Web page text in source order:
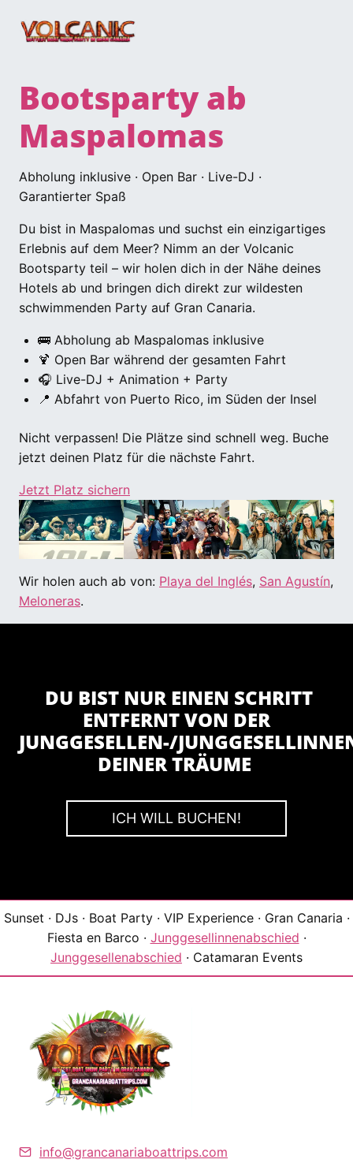
Bootsparty ab
Maspalomas
Abholung inklusive · Open Bar · Live-DJ ·
Garantierter Spaß
Du bist in Maspalomas und suchst ein einzigartiges
Erlebnis auf dem Meer? Nimm an der Volcanic
Bootsparty teil – wir holen dich in der Nähe deines
Hotels ab und bringen dich direkt zur wildesten
schwimmenden Party auf Gran Canaria.
🚌 Abholung ab Maspalomas inklusive
🍹 Open Bar während der gesamten Fahrt
🎧 Live-DJ + Animation + Party
📍 Abfahrt von Puerto Rico, im Süden der Insel
Nicht verpassen! Die Plätze sind schnell weg. Buche
jetzt deinen Platz für die nächste Fahrt.
Jetzt Platz sichern
Wir holen auch ab von: Playa del Inglés, San Agustín,
Meloneras.
DU BIST NUR EINEN SCHRITT
ENTFERNT VON DER
JUNGGESELLEN-/
DEINER TRÄUME
ICH WILL BUCHEN!
Sunset · DJs · Boat Party · VIP Experience · Gran Canaria ·
Fiesta en Barco · Junggesellinnenabschied ·
Junggesellenabschied · Catamaran Events
info@grancanariaboattrips.com